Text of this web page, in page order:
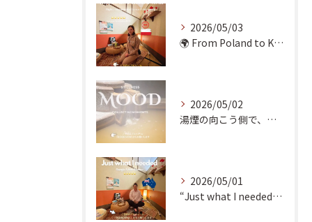
2026/05/03
🌍 From Poland to Kyoto! 🇵🇱✨
2026/05/02
湯煙の向こう側で、魂の輪郭を整える。
2026/05/01
“Just what I needed!” ✨